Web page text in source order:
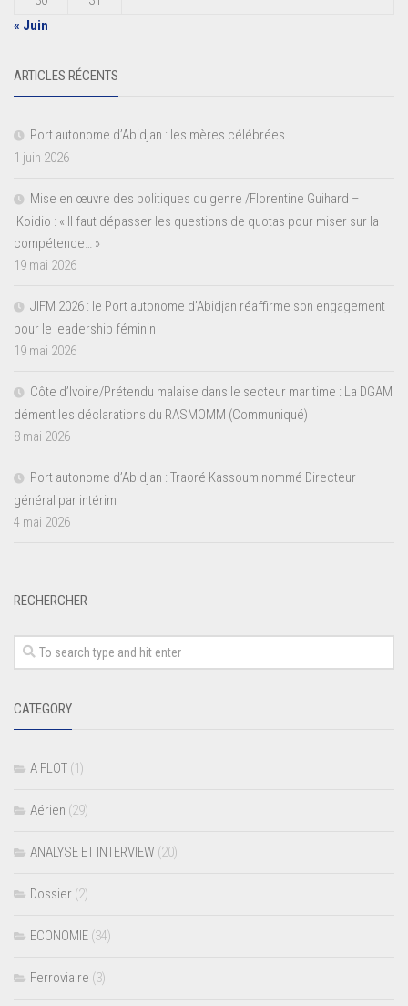
« Juin
ARTICLES RÉCENTS
Port autonome d’Abidjan : les mères célébrées
1 juin 2026
Mise en œuvre des politiques du genre /Florentine Guihard –
Koidio : « Il faut dépasser les questions de quotas pour miser sur la
compétence… »
19 mai 2026
JIFM 2026 : le Port autonome d’Abidjan réaffirme son engagement
pour le leadership féminin
19 mai 2026
Côte d’Ivoire/Prétendu malaise dans le secteur maritime : La DGAM
dément les déclarations du RASMOMM (Communiqué)
8 mai 2026
Port autonome d’Abidjan : Traoré Kassoum nommé Directeur
général par intérim
4 mai 2026
RECHERCHER
CATEGORY
A FLOT (1)
Aérien (29)
ANALYSE ET INTERVIEW (20)
Dossier (2)
ECONOMIE (34)
Ferroviaire (3)